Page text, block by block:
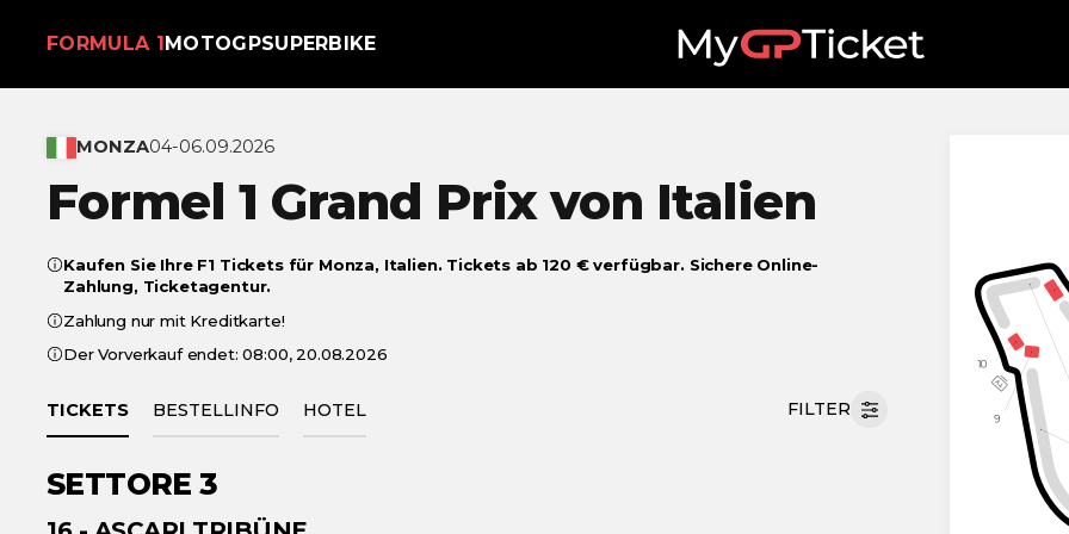
FORMULA 1 MOTOGPSUPERBIKE
MONZA04-06.09.2026
Formel 1 Grand Prixvon Italien
Kaufen Sie Ihre F1 Tickets für Monza, Italien. Tickets ab 120 € verfügbar. Sichere Online-
Zahlung, Ticketagentur.
Zahlung nur mit Kreditkarte!
Der Vorverkauf endet: 08:00, 20.08.2026
TICKETS BESTELLINFO HOTEL FILTER
€ 444
SETTORE 3